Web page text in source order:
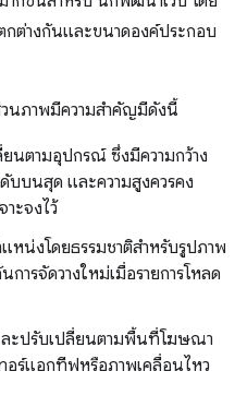
กต่างกันและขนาดองค์ประกอบ
วนภาพมีความสำคัญมีดังนี้
นตามอุปกรณ์ ซึ่งมีความกว้าง
บบนสุด และความสูงควรคง
าะจงไว้
หน่งโดยธรรมชาติสำหรับรูปภาพ
ารจัดวางใหม่เมื่อรายการโหลด
ะปรับเปลี่ยนตามพื้นที่โฆษณา
ร์แอกทีฟหรือภาพเคลื่อนไหว